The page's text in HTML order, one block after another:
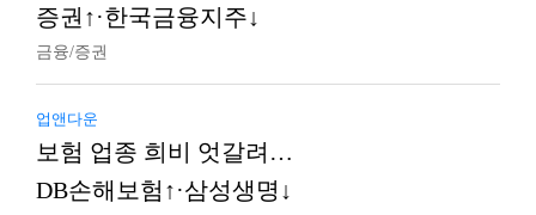
증권↑·한국금융지주↓
금융/증권
업앤다운
보험 업종 희비 엇갈려…
DB손해보험↑·삼성생명↓